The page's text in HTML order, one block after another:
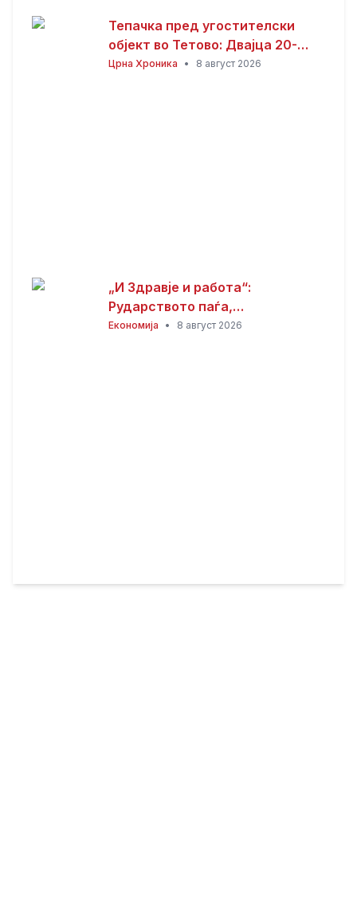
Тепачка пред угостителски
објект во Тетово: Двајца 20-
годишници избодени со нож,
Црна Хроника • 8 август 2026
„И Здравје и работа“:
Рударството паѓа,
инвестициите стојат –
Економија • 8 август 2026